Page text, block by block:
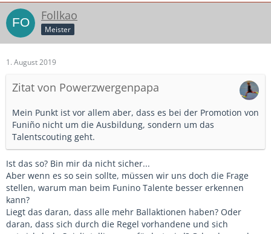
Follkao
Meister
1. August 2019
Zitat von Powerzwergenpapa
Mein Punkt ist vor allem aber, dass es bei der Promotion von
Funiño nicht um die Ausbildung, sondern um das
Talentscouting geht.
Ist das so? Bin mir da nicht sicher...
Aber wenn es so sein sollte, müssen wir uns doch die Frage
stellen, warum man beim Funino Talente besser erkennen
kann?
Liegt das daran, dass alle mehr Ballaktionen haben? Oder
daran, dass sich durch die Regel vorhandene und sich